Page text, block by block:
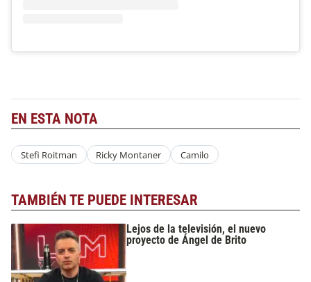
EN ESTA NOTA
Stefi Roitman Ricky Montaner Camilo
TAMBIÉN TE PUEDE INTERESAR
Lejos de la televisión, el nuevo
proyecto de Ángel de Brito